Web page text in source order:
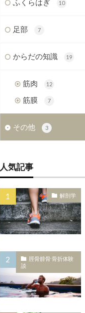
ふくらはぎ 10
足部 7
からだの知識 19
筋肉 12
筋膜 7
その他 3
人気記事
解剖学
脛骨腓骨 骨折体験
談